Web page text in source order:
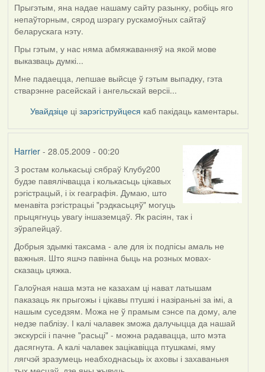
Прыгэтым, яна надае нашаму сайту разынку, робіць яго
непаўторным, сярод шэрагу рускамоўных сайтаў
беларускага нэту.
Пры гэтым, у нас няма абмяжаванняў на якой мове
выказваць думкі...
Мне падаецца, лепшае выйсце ў гэтым выпадку, гэта
стварэнне расейскай і ангельскай версіі...
Увайдзіце цізарэгіструйцеся каб пакідаць каментары.
Harrier- 28.05.2009 - 00:20
In
reply
to
by
Oh-
Voegel
З ростам колькасьці сябраў Клубу200
будзе павялічвацца і колькасьць цікавых
рэгістрацый, і іх геаграфія. Думаю, што
менавіта рэгістрацыі "рэдкасьцяў" могуць
прыцягнуць увагу іншаземцаў. Як расіян, так і
эўрапейцаў.
Добрыя здымкі таксама - але для іх подпісы амаль не
важныя. Што яшчэ павінна быць на розных мовах-
сказаць цяжка.
Галоўная наша мэта не казахам ці нават латышам
паказаць як прыгожы і цікавы птушкі і назіраньні за імі, а
нашым суседзям. Можа не ў прамым сэнсе па дому, але
недзе паблізу. І калі чалавек зможа далучыцца да нашай
экскурсіі і пачне "расьці" - можна радавацца, што мэта
дасягнута. А калі чалавек зацікавіцца птушкамі, яму
лягчэй зразумець неабходнасьць іх аховы і захаваньня